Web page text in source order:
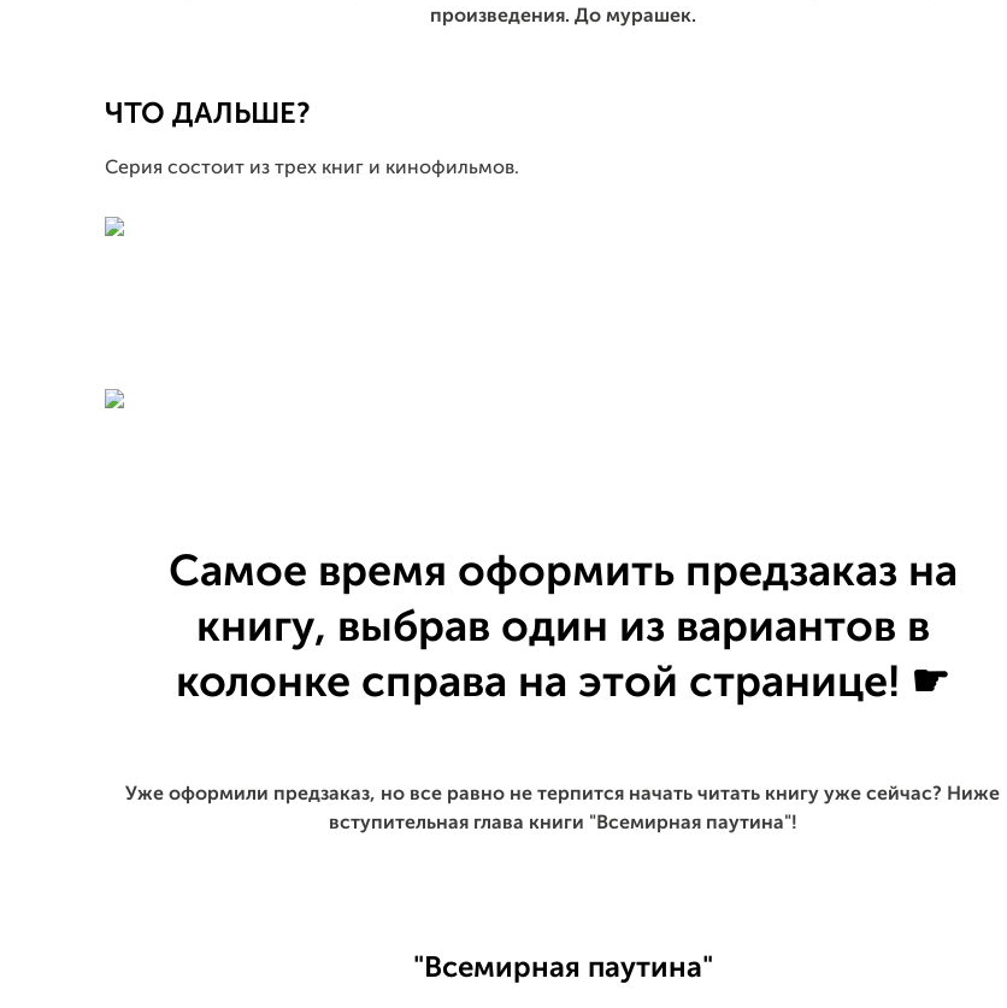
произведения. До мурашек.
ЧТО ДАЛЬШЕ?
Серия состоит из трех книг и кинофильмов.
Самое время оформить предзаказ на
книгу, выбрав один из вариантов в
колонке справа на этой странице! ☛
Уже оформили предзаказ, но все равно не терпится начать читать книгу уже сейчас? Ниже
вступительная глава книги "Всемирная паутина"!
"Всемирная паутина"